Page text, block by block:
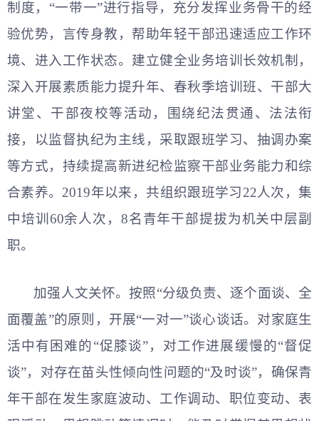
制度，“一带一”进行指导，充分发挥业务骨干的经
验优势，言传身教，帮助年轻干部迅速适应工作环
境、进入工作状态。建立健全业务培训长效机制，
深入开展素质能力提升年、春秋季培训班、干部大
讲堂、干部夜校等活动，围绕纪法贯通、法法衔
接，以监督执纪为主线，采取跟班学习、抽调办案
等方式，持续提高新进纪检监察干部业务能力和综
合素养。2019年以来，共组织跟班学习22人次，集
中培训60余人次，8名青年干部提拔为机关中层副
职。
加强人文关怀。按照“分级负责、逐个面谈、全
面覆盖”的原则，开展“一对一”谈心谈话。对家庭生
活中有困难的“促膝谈”，对工作进展缓慢的“督促
谈”，对存在苗头性倾向性问题的“及时谈”，确保青
年干部在发生家庭波动、工作调动、职位变动、表